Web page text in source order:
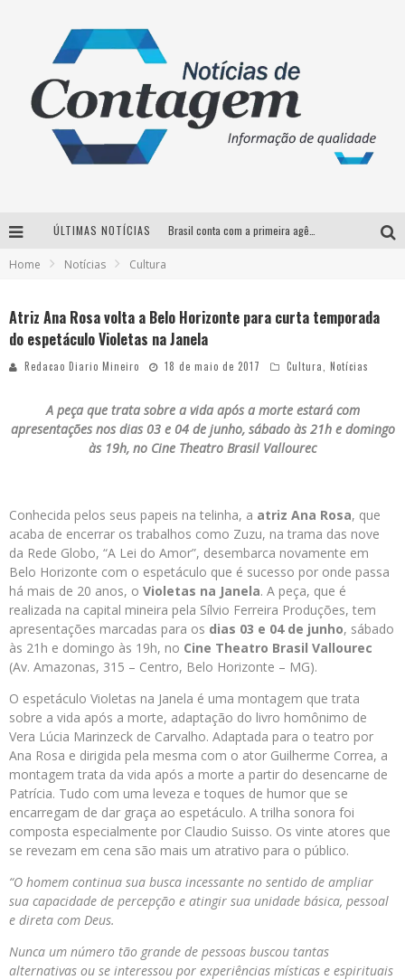
ÚLTIMAS NOTÍCIAS
Home Notícias Cultura
Atriz Ana Rosa volta a Belo Horizonte para curta temporada
do espetáculo Violetas na Janela
Redacao Diario Mineiro 18 de maio de 2017 Cultura Notícias
A peça que trata sobre a vida após a morte estará com
apresentações nos dias 03 e 04 de junho, sábado às 21h e domingo
às 19h, no Cine Theatro Brasil Vallourec
Conhecida pelos seus papeis na telinha, a atriz Ana Rosa, que
acaba de encerrar os trabalhos como Zuzu, na trama das nove
da Rede Globo, “A Lei do Amor”, desembarca novamente em
Belo Horizonte com o espetáculo que é sucesso por onde passa
há mais de 20 anos, o Violetas na Janela. A peça, que é
realizada na capital mineira pela Sílvio Ferreira Produções, tem
apresentações marcadas para os dias 03 e 04 de junho, sábado
às 21h e domingo às 19h, no Cine Theatro Brasil Vallourec
(Av. Amazonas, 315 – Centro, Belo Horizonte – MG).
O espetáculo Violetas na Janela é uma montagem que trata
sobre a vida após a morte, adaptação do livro homônimo de
Vera Lúcia Marinzeck de Carvalho. Adaptada para o teatro por
Ana Rosa e dirigida pela mesma com o ator Guilherme Correa, a
montagem trata da vida após a morte a partir do desencarne de
Patrícia. Tudo com uma leveza e toques de humor que se
encarregam de dar graça ao espetáculo. A trilha sonora foi
composta especialmente por Claudio Suisso. Os vinte atores que
se revezam em cena são mais um atrativo para o público.
“O homem continua sua busca incessante no sentido de ampliar
sua capacidade de percepção e atingir sua unidade básica, pessoal
e direta com Deus.
Nunca um número tão grande de pessoas buscou tantas
alternativas ou se interessou por experiências místicas e espirituais